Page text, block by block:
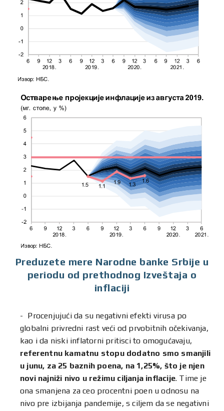
Preduzete mere Narodne banke Srbije u
periodu od prethodnog Izveštaja o
inflaciji
Procenjujući da su negativni efekti virusa po
globalni privredni rast veći od prvobitnih očekivanja,
kao i da niski inflatorni pritisci to omogućavaju,
referentnu kamatnu stopu dodatno smo smanjili
u junu, za 25 baznih poena, na 1,25%, što je njen
novi najniži nivo u režimu ciljanja inflacije. Time je
ona smanjena za ceo procentni poen u odnosu na
nivo pre izbijanja pandemije, s ciljem da se negativni